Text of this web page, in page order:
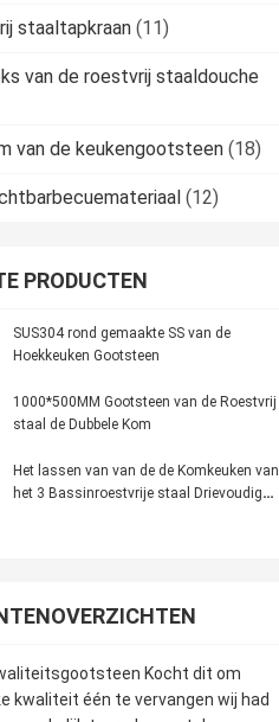
staaltapkraan (11)
van de roestvrij staaldouche
van de keukengootsteen (18)
(12)
PRODUCTEN
SUS304 rond gemaakte SS van de
Hoekkeuken Gootsteen
1000*500MM Gootsteen van de Roestvrij
staal de Dubbele Kom
Het lassen van van de de Komkeuken van
het 3 Bassinroestvrije staal Drievoudige
Kocht dit om
kwaliteit één te vervangen wij had